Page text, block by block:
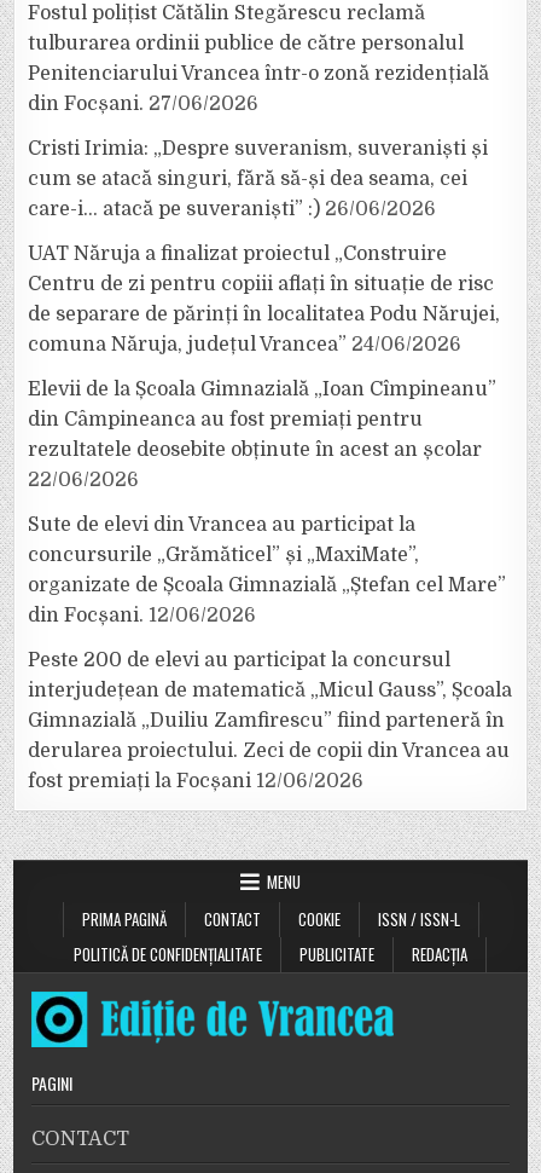
Fostul polițist Cătălin Stegărescu reclamă
tulburarea ordinii publice de către personalul
Penitenciarului Vrancea într-o zonă rezidențială
din Focșani. 27/06/2026
Cristi Irimia: „Despre suveranism, suveraniști și
cum se atacă singuri, fără să-și dea seama, cei
care-i… atacă pe suveraniști” :) 26/06/2026
UAT Năruja a finalizat proiectul „Construire
Centru de zi pentru copiii aflați în situație de risc
de separare de părinți în localitatea Podu Nărujei,
comuna Năruja, județul Vrancea” 24/06/2026
Elevii de la Școala Gimnazială „Ioan Cîmpineanu”
din Câmpineanca au fost premiați pentru
rezultatele deosebite obținute în acest an școlar
22/06/2026
Sute de elevi din Vrancea au participat la
concursurile „Grămăticel” și „MaxiMate”,
organizate de Școala Gimnazială „Ștefan cel Mare”
din Focșani. 12/06/2026
Peste 200 de elevi au participat la concursul
interjudețean de matematică „Micul Gauss”, Școala
Gimnazială „Duiliu Zamfirescu” fiind parteneră în
derularea proiectului. Zeci de copii din Vrancea au
fost premiați la Focșani 12/06/2026
MENU
PRIMA PAGINĂ
CONTACT COOKIE
ISSN / ISSN-L
POLITICĂ DE CONFIDENȚIALITATE
PUBLICITATE REDACȚIA
PAGINI
CONTACT